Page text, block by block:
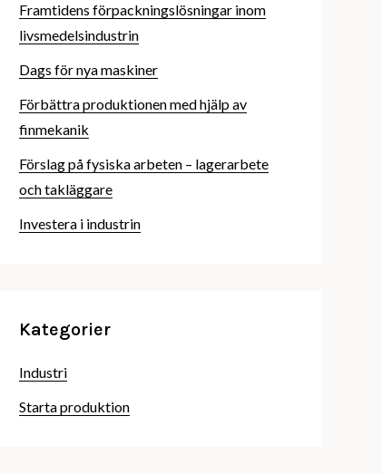
Framtidens förpackningslösningar inom
livsmedelsindustrin
Dags för nya maskiner
Förbättra produktionen med hjälp av
finmekanik
Förslag på fysiska arbeten – lagerarbete
och takläggare
Investera i industrin
Kategorier
Industri
Starta produktion